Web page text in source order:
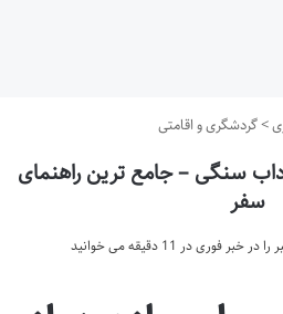
>گردشگری و اقامتی
سنگی – جامع ترین راهنمای
سفر
خبر فوری در 11 دقیقه می خوانید